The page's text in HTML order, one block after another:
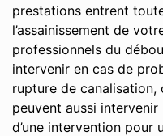
prestations entrent
l’assainissement de
professionnels du
intervenir en cas de
rupture de canalisation,
peuvent aussi
d’une intervention pour